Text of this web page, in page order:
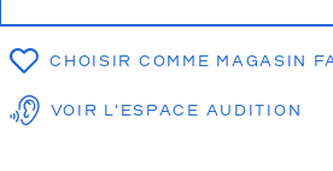
CHOISIR COMME MAGASIN
VOIR L'ESPACE AUDITION